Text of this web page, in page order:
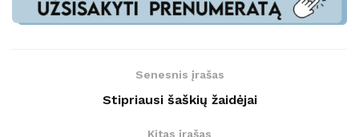
Senesnis įrašas
Stipriausi šaškių žaidėjai
Kitas įrašas